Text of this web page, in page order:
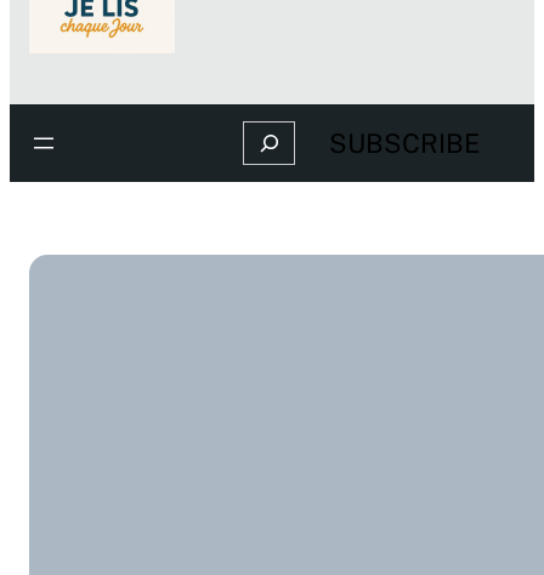
Search SUBSCRIBE